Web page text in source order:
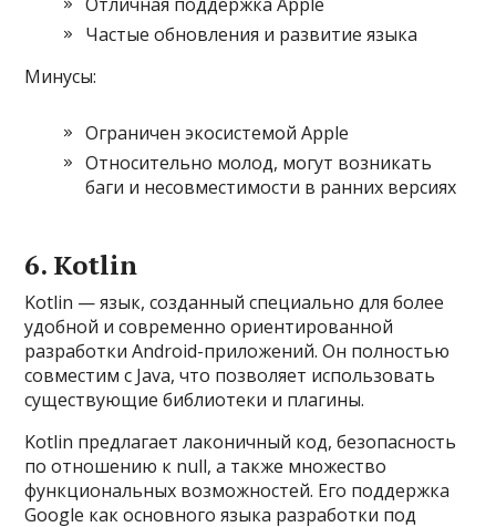
Частые обновления и развитие языка
Минусы:
Ограничен экосистемой Apple
Относительно молод, могут возникать
баги и несовместимости в ранних версиях
6. Kotlin
Kotlin — язык, созданный специально для более
удобной и современно ориентированной
разработки Android-приложений. Он полностью
совместим с Java, что позволяет использовать
существующие библиотеки и плагины.
Kotlin предлагает лаконичный код, безопасность
по отношению к null, а также множество
функциональных возможностей. Его поддержка
Google как основного языка разработки под